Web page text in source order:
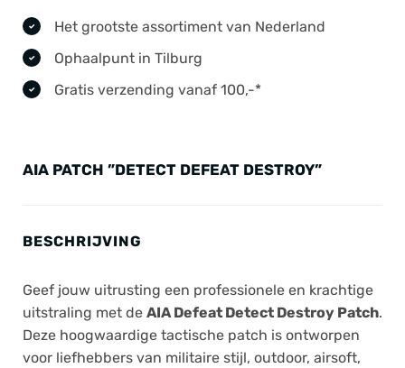
Het grootste assortiment van Nederland
Ophaalpunt in Tilburg
Gratis verzending vanaf 100,-*
AIA PATCH ”DETECT DEFEAT DESTROY”
BESCHRIJVING
Geef jouw uitrusting een professionele en krachtige
uitstraling met de AIA Defeat Detect Destroy Patch.
Deze hoogwaardige tactische patch is ontworpen
voor liefhebbers van militaire stijl, outdoor, airsoft,